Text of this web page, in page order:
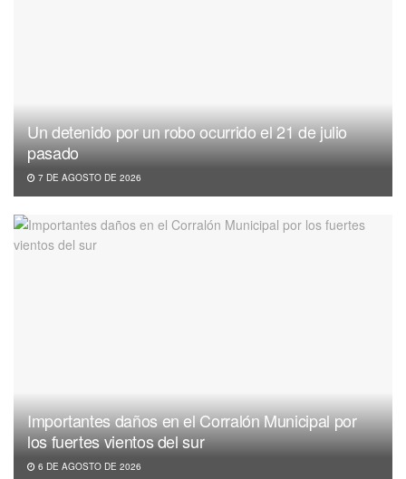
Un detenido por un robo ocurrido el 21 de julio
pasado
7 DE AGOSTO DE 2026
Importantes daños en el Corralón Municipal por
los fuertes vientos del sur
6 DE AGOSTO DE 2026